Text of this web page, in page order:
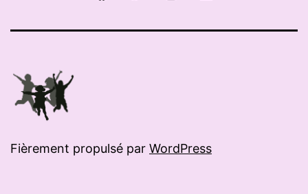
Fièrement propulsé par WordPress